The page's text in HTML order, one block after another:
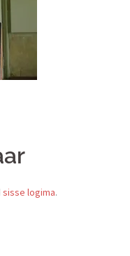
sisse logima.